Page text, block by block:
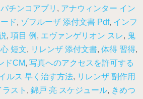
チンコアプリ , アナウィンター イン
ド, ゾフルーザ 添付文書 Pdf, インフ
, 項目 例 , エヴァンゲリオン スレ, 鬼
短文, リレンザ 添付文書, 体得 習得,
ドCM, 写真へのアクセスを許可する
ルス 早く治す方法, リレンザ 副作用
スト , 錦戸 亮 スケジュール, きめつ